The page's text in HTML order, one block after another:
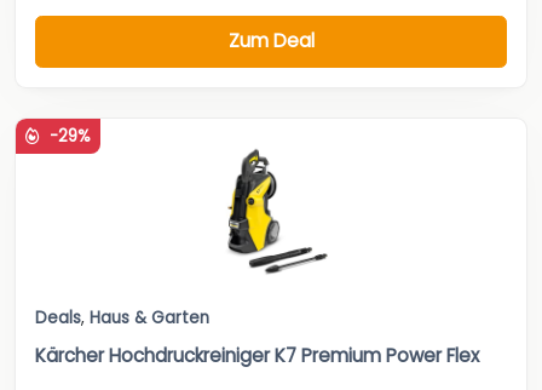
Zum Deal
-29%
Deals, Haus & Garten
Kärcher Hochdruckreiniger K7 Premium Power Flex